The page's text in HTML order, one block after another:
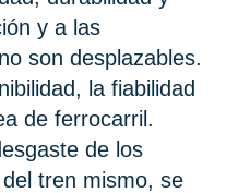
y a las
son desplazables.
la fiabilidad
de ferrocarril.
de los
tren mismo, se